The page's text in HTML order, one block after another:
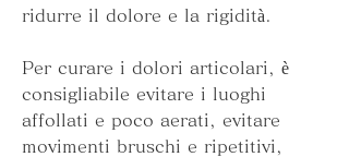
ridurre il dolore e la rigidità.
Per curare i dolori articolari, è
consigliabile evitare i luoghi
affollati e poco aerati, evitare
movimenti bruschi e ripetitivi,